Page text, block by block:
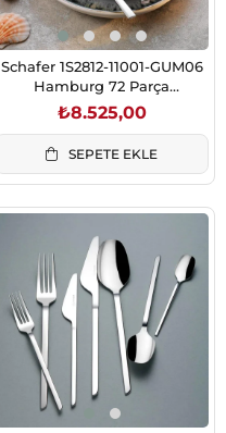
Schafer 1S2812-11001-GUM06
Hamburg 72 Parça
Ç.K.B.Takımı-Gümüş06
₺8.525,00
SEPETE EKLE